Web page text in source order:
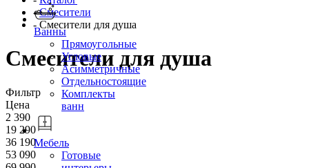
Ванны
Прямоугольные
Угловые
Асимметричные
Отдельностоящие
Комплекты
ванн
Мебель
Готовые
-Смесители
- Смесители для душа
Смесители для душа
Фильтр
Цена
2 390
19 290
36 190
53 090